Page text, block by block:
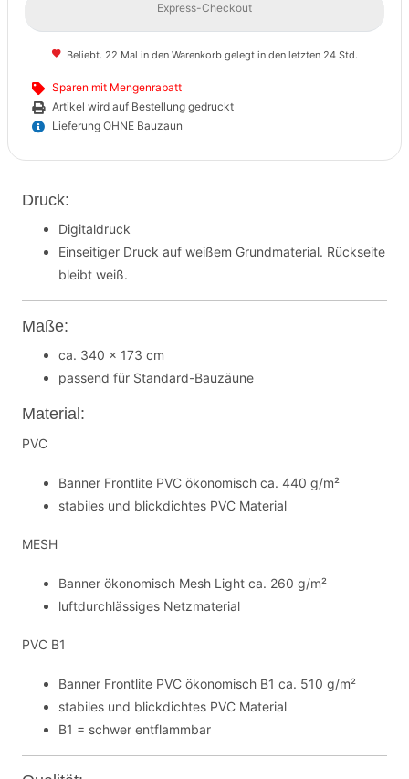
Express-Checkout
Beliebt. 22 Mal in den Warenkorb gelegt in den letzten 24 Std.
Sparen mit Mengenrabatt
Artikel wird auf Bestellung gedruckt
Lieferung OHNE Bauzaun
Druck:
Digitaldruck
Einseitiger Druck auf weißem Grundmaterial. Rückseite
bleibt weiß.
Maße:
ca. 340 x 173 cm
passend für Standard-Bauzäune
Material:
PVC
Banner Frontlite PVC ökonomisch ca. 440 g/m²
stabiles und blickdichtes PVC Material
MESH
Banner ökonomisch Mesh Light ca. 260 g/m²
luftdurchlässiges Netzmaterial
PVC B1
Banner Frontlite PVC ökonomisch B1 ca. 510 g/m²
stabiles und blickdichtes PVC Material
B1 = schwer entflammbar